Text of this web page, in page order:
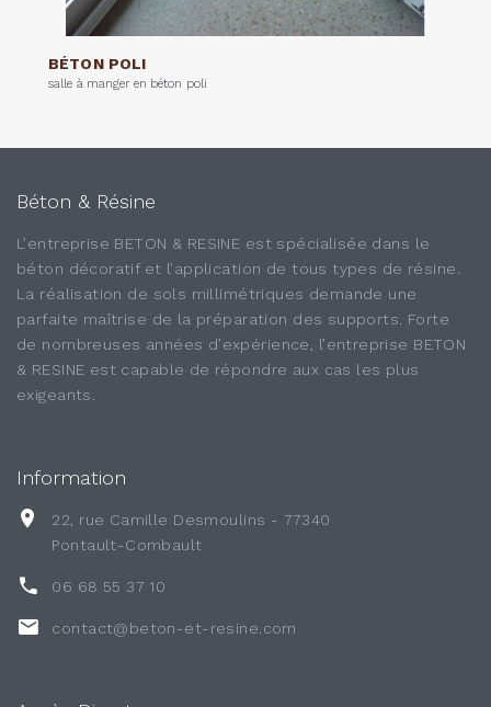
BÉTON POLI
salle à manger en béton poli
Béton & Résine
L’entreprise BETON & RESINE est spécialisée dans le
béton décoratif et l’application de tous types de résine.
La réalisation de sols millimétriques demande une
parfaite maîtrise de la préparation des supports. Forte
de nombreuses années d’expérience, l’entreprise BETON
& RESINE est capable de répondre aux cas les plus
exigeants.
Information
22, rue Camille Desmoulins - 77340
Pontault-Combault
06 68 55 37 10
contact@beton-et-resine.com